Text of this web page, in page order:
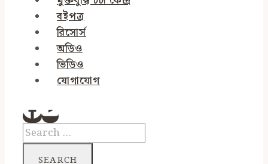
বইপত্র
রিসোর্স
অডিও
ভিডিও
যোগাযোগ
Search
for: